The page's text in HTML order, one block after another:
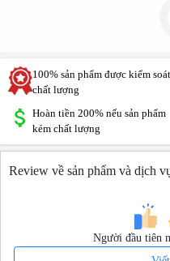
100% sản phẩm được kiểm soát
chất lượng
Hoàn tiền 200% nếu sản phẩm
kém chất lượng
Review về sản phẩm và dịch
Người đầu tiên